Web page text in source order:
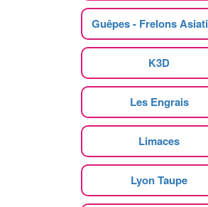
Guêpes - Frelons
K3D
Les Engrais
Limaces
Lyon Taupe